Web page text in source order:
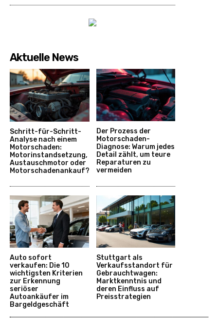
Aktuelle News
Schritt-für-Schritt-
Analyse nach einem
Motorschaden:
Motorinstandsetzung,
Austauschmotor oder
Motorschadenankauf?
Der Prozess der
Motorschaden-
Diagnose: Warum jedes
Detail zählt, um teure
Reparaturen zu
vermeiden
Auto sofort
verkaufen: Die 10
wichtigsten Kriterien
zur Erkennung
seriöser
Autoankäufer im
Bargeldgeschäft
Stuttgart als
Verkaufsstandort für
Gebrauchtwagen:
Marktkenntnis und
deren Einfluss auf
Preisstrategien